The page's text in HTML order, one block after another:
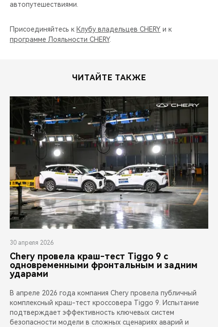
автопутешествиями.
Присоединяйтесь к Клубу владельцев CHERY и к
программе Лояльности CHERY.
ЧИТАЙТЕ ТАКЖЕ
30 апреля 2026
Chery провела краш-тест Tiggo 9 с
одновременными фронтальным и задним
ударами
В апреле 2026 года компания Chery провела публичный
комплексный краш-тест кроссовера Tiggo 9. Испытание
подтверждает эффективность ключевых систем
безопасности модели в сложных сценариях аварий и